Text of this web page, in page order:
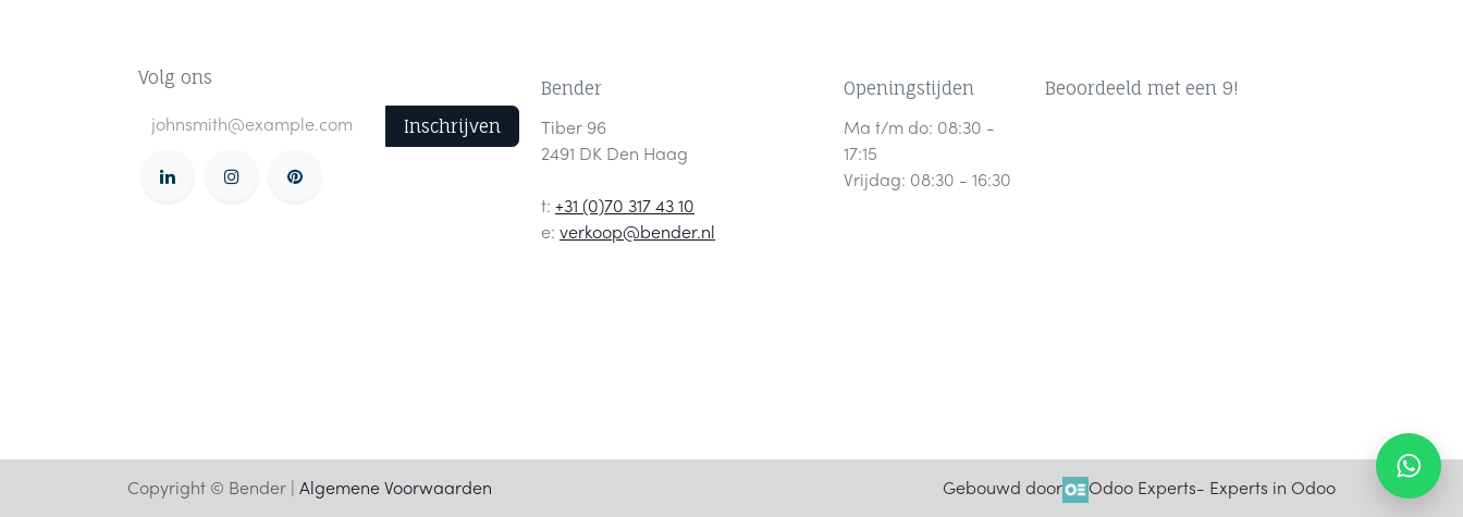
Volg ons
Inschrijven
Bender
Tiber 96
2491 DK Den Haag
t: +31 (0)70 317 43 10
e: verkoop@bender.nl
Openingstijden
Ma t/m do: 08:30 -
17:15
Vrijdag: 08:30 - 16:30
Beoordeeld met een 9!
Copyright © Bender | Algemene Voorwaarden Gebouwd door Odoo Experts- Experts in Odoo